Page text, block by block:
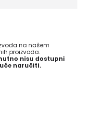
na našem
proizvoda.
nisu dostupni
naručiti.